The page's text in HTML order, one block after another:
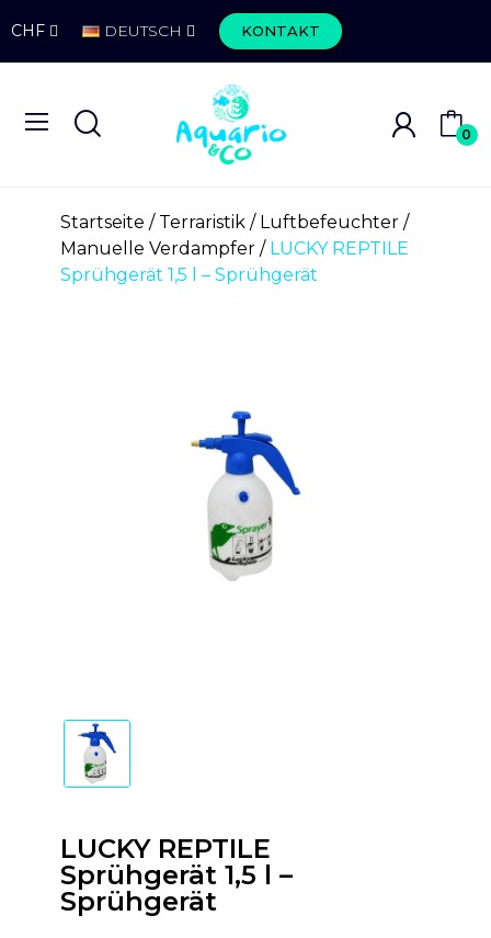
CHF DEUTSCH KONTAKT
0
Startseite Terraristik
Luftbefeuchter
Manuelle Verdampfer
LUCKY REPTILE
Sprühgerät 1,5 l – Sprühgerät
LUCKY REPTILE
Sprühgerät 1,5 l –
Sprühgerät